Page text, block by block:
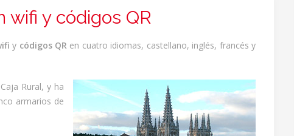
wifi y códigos QR
y códigos QR en cuatro idiomas, castellano, inglés, francés y
Rural, y ha
armarios de